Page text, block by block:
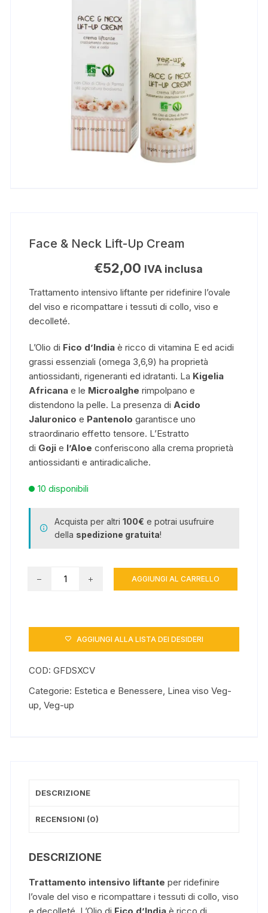
Face & Neck Lift-Up Cream
€52,00 IVA inclusa
Trattamento intensivo liftante per ridefinire l’ovale
del viso e ricompattare i tessuti di collo, viso e
decolleté.
L’Olio di Fico d’India è ricco di vitamina E ed acidi
grassi essenziali (omega 3,6,9) ha proprietà
antiossidanti, rigeneranti ed idratanti. La Kigelia
Africana e le Microalghe rimpolpano e
distendono la pelle. La presenza diAcido
Jaluronico e Pantenolo garantisce uno
straordinario effetto tensore. L’Estratto
di Goji e l’Aloe conferiscono alla crema proprietà
antiossidanti e antiradicaliche.
10 disponibili
Acquista per altri100€ e potrai usufruire
della spedizione gratuita!
Face
Up
Cream
AGGIUNGI AL CARRELLO
AGGIUNGI ALLA LISTA DEI DESIDERI
COD:GFDSXCV
Categorie: Estetica e Benessere, Linea viso Veg-
up,Veg-up
DESCRIZIONE
RECENSIONI (0)
DESCRIZIONE
Trattamento intensivo liftante per ridefinire
l’ovale del viso e ricompattare i tessuti di collo, viso